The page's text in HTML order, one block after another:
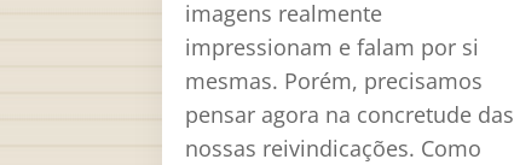
imagens realmente
impressionam e falam por si
mesmas. Porém, precisamos
pensar agora na concretude das
nossas reivindicações. Como